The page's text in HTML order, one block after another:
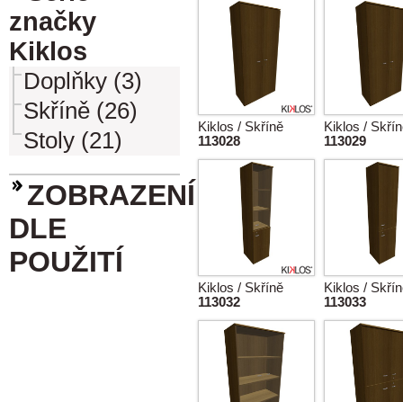
značky
Kiklos
Doplňky (3)
Skříně (26)
Stoly (21)
ZOBRAZENÍ
DLE
POUŽITÍ
Kiklos / Skříně
113028
Kiklos /
113029
Kiklos / Skříně
113032
Kiklos /
113033